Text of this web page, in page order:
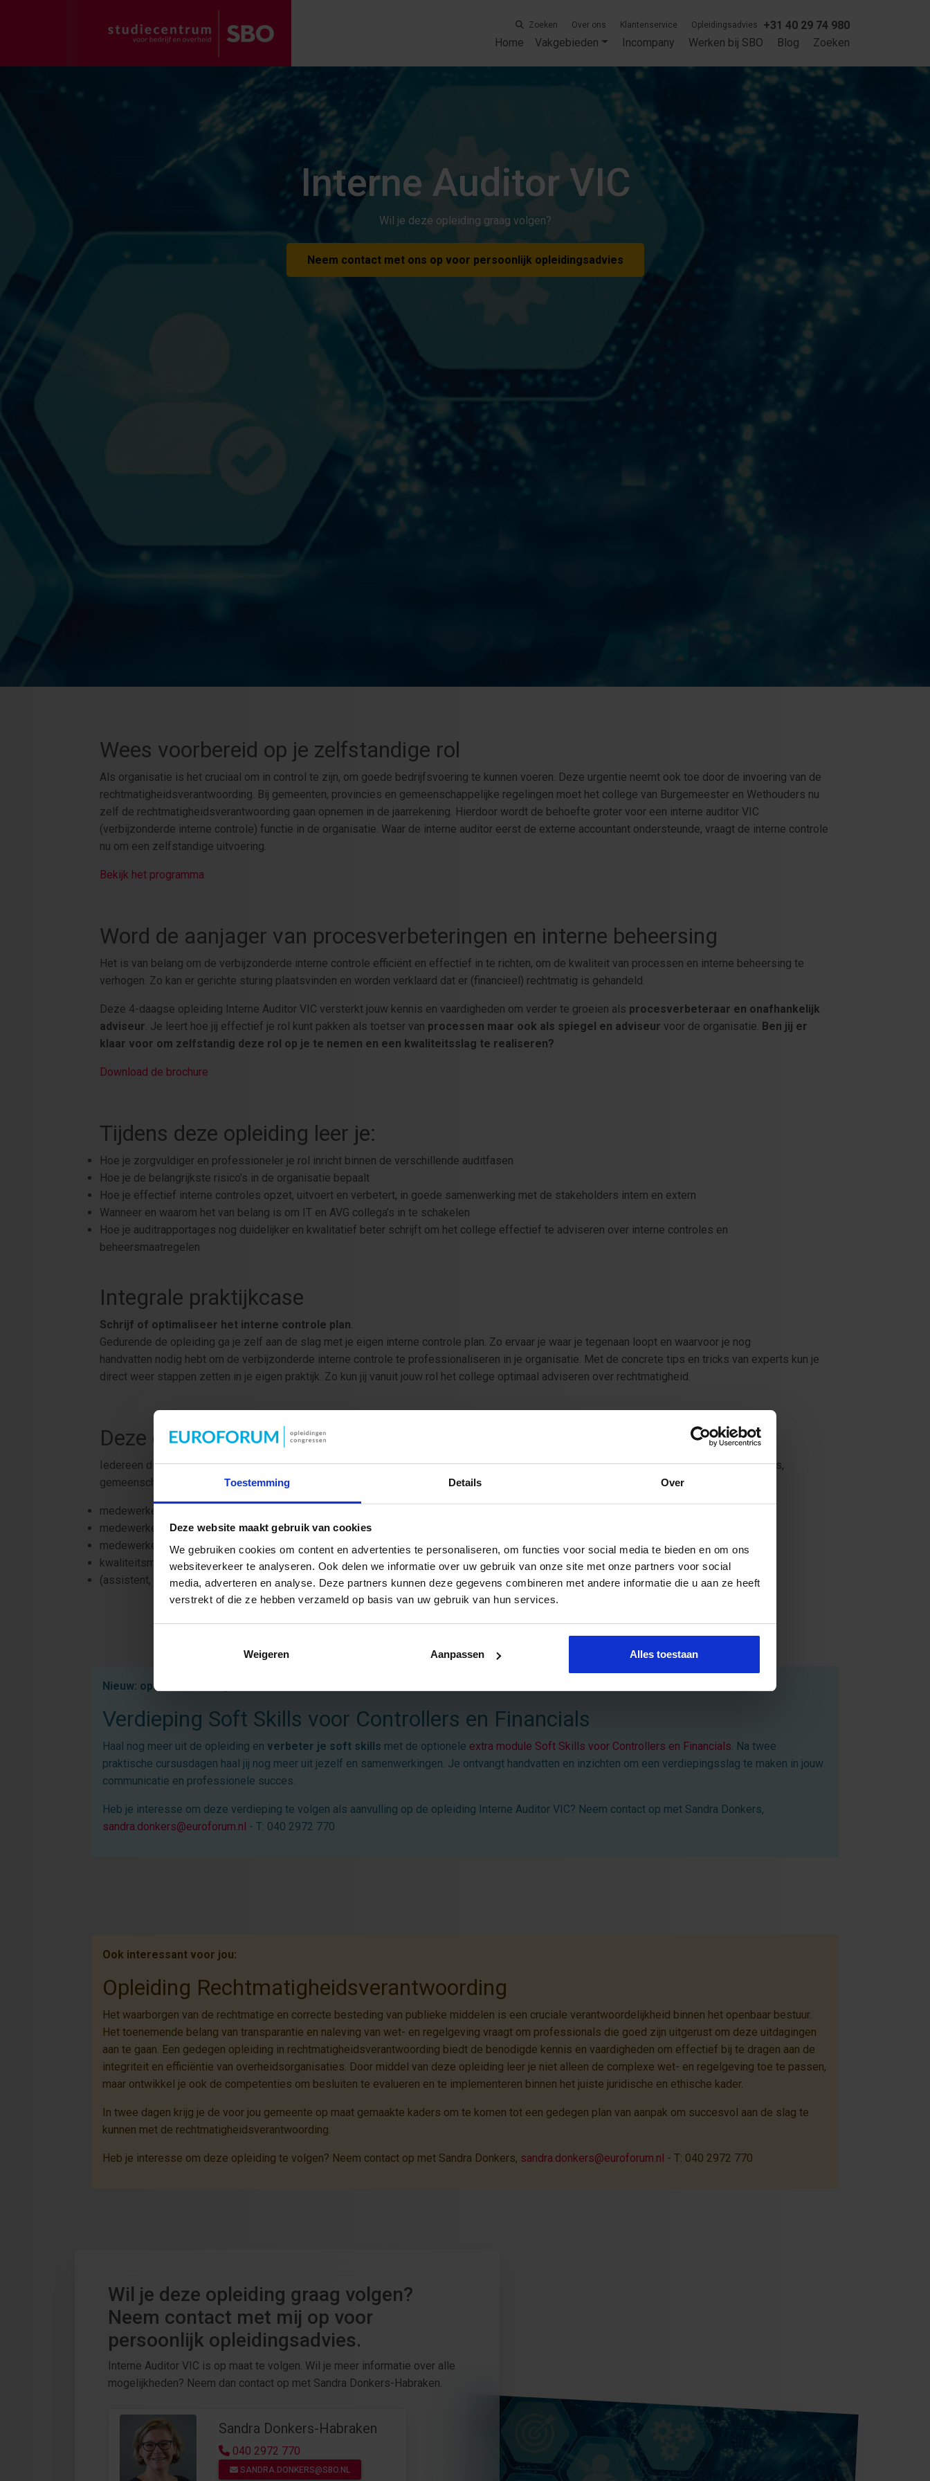
Toestemming Details Over
Deze website maakt gebruik van cookies
We gebruiken cookies om content en advertenties te personaliseren, om functies voor social media te bieden en om ons
websiteverkeer te analyseren. Ook delen we informatie over uw gebruik van onze site met onze partners voor social
media, adverteren en analyse. Deze partners kunnen deze gegevens combineren met andere informatie die u aan ze heeft
verstrekt of die ze hebben verzameld op basis van uw gebruik van hun services.
Weigeren Aanpassen Alles toestaan
Zoeken Over ons Klantenservice Opleidingsadvies
+31 40 29 74 980
Home
Vakgebieden Incompany Werken bij SBO Blog Zoeken
Interne Auditor VIC
Wil je deze opleiding graag volgen?
Neem contact met ons op voor persoonlijk opleidingsadvies
Wees voorbereid op je zelfstandige rol
Als organisatie is het cruciaal om in control te zijn, om goede bedrijfsvoering te kunnen voeren. Deze urgentie neemt ook toe door de invoering van de
rechtmatigheidsverantwoording. Bij gemeenten, provincies en gemeenschappelijke regelingen moet het college van Burgemeester en Wethouders nu
zelf de rechtmatigheidsverantwoording gaan opnemen in de jaarrekening. Hierdoor wordt de behoefte groter voor een interne auditor VIC
(verbijzonderde interne controle) functie in de organisatie. Waar de interne auditor eerst de externe accountant ondersteunde, vraagt de interne controle
nu om een zelfstandige uitvoering.
Bekijk het programma
Word de aanjager van procesverbeteringen en interne beheersing
Het is van belang om de verbijzonderde interne controle efficiënt en effectief in te richten, om de kwaliteit van processen en interne beheersing te
verhogen. Zo kan er gerichte sturing plaatsvinden en worden verklaard dat er (financieel) rechtmatig is gehandeld.
Deze 4-daagse opleiding Interne Auditor VIC versterkt jouw kennis en vaardigheden om verder te groeien als procesverbeteraar en onafhankelijk
adviseur. Je leert hoe jij effectief je rol kunt pakken als toetser van processen maar ook als spiegel en adviseur voor de organisatie. Ben jij er
klaar voor om zelfstandig deze rol op je te nemen en een kwaliteitsslag te realiseren?
Download de brochure
Tijdens deze opleiding leer je:
Hoe je zorgvuldiger en professioneler je rol inricht binnen de verschillende auditfasen
Hoe je de belangrijkste risico’s in de organisatie bepaalt
Hoe je effectief interne controles opzet, uitvoert en verbetert, in goede samenwerking met de stakeholders intern en extern
Wanneer en waarom het van belang is om IT en AVG collega’s in te schakelen
Hoe je auditrapportages nog duidelijker en kwalitatief beter schrijft om het college effectief te adviseren over interne controles en
beheersmaatregelen
Integrale praktijkcase
Schrijf of optimaliseer het interne controle plan.
Gedurende de opleiding ga je zelf aan de slag met je eigen interne controle plan. Zo ervaar je waar je tegenaan loopt en waarvoor je nog
handvatten nodig hebt om de verbijzonderde interne controle te professionaliseren in je organisatie. Met de concrete tips en tricks van experts kun je
direct weer stappen zetten in je eigen praktijk. Zo kun jij vanuit jouw rol het college optimaal adviseren over rechtmatigheid.
Deze opleiding is bestemd voor:
Iedereen die zich bezig houdt met de uitvoering van en/of advies over (verbijzonderde) interne controle, werkzaam bij gemeenten, provincies,
gemeenschappelijke regelingen en onderwijsinstellingen:
medewerker of adviseur (verbijzonderde) interne controle en interne/internal audit
medewerker AO/IC (= administratie organisatie en interne controle)
medewerker Planning & Control
kwaliteitsmedewerkers
(assistent, concern-) controllers
Nieuw: optioneel te volgen
Verdieping Soft Skills voor Controllers en Financials
Haal nog meer uit de opleiding en verbeter je soft skills met de optionele extra module Soft Skills voor Controllers en Financials. Na twee
praktische cursusdagen haal jij nog meer uit jezelf en samenwerkingen. Je ontvangt handvatten en inzichten om een verdiepingsslag te maken in jouw
communicatie en professionele succes.
Heb je interesse om deze verdieping te volgen als aanvulling op de opleiding Interne Auditor VIC? Neem contact op met Sandra Donkers,
sandra.donkers@euroforum.nl - T: 040 2972 770
Ook interessant voor jou:
Opleiding Rechtmatigheidsverantwoording
Het waarborgen van de rechtmatige en correcte besteding van publieke middelen is een cruciale verantwoordelijkheid binnen het openbaar bestuur.
Het toenemende belang van transparantie en naleving van wet- en regelgeving vraagt om professionals die goed zijn uitgerust om deze uitdagingen
aan te gaan. Een gedegen opleiding in rechtmatigheidsverantwoording biedt de benodigde kennis en vaardigheden om effectief bij te dragen aan de
integriteit en efficiëntie van overheidsorganisaties. Door middel van deze opleiding leer je niet alleen de complexe wet- en regelgeving toe te passen,
maar ontwikkel je ook de competenties om besluiten te evalueren en te implementeren binnen het juiste juridische en ethische kader.
In twee dagen krijg je de voor jou gemeente op maat gemaakte kaders om te komen tot een gedegen plan van aanpak om succesvol aan de slag te
kunnen met de rechtmatigheidsverantwoording.
Heb je interesse om deze opleiding te volgen? Neem contact op met Sandra Donkers, sandra.donkers@euroforum.nl - T: 040 2972 770
Wil je deze opleiding graag volgen?
Neem contact met mij op voor
persoonlijk opleidingsadvies.
Interne Auditor VIC is op maat te volgen. Wil je meer informatie over alle
mogelijkheden? Neem dan contact op met Sandra Donkers-Habraken.
Sandra Donkers-Habraken
040 2972 770
SANDRA.DONKERS@SBO.NL